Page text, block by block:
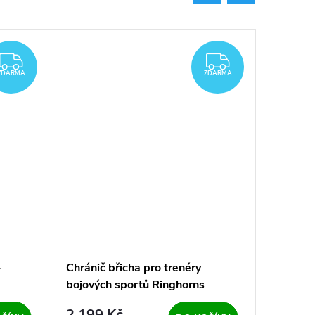
ZDARMA ZDARMA
ZDARMA
Chránič břicha pro trenéry
bojových sportů Ringhorns